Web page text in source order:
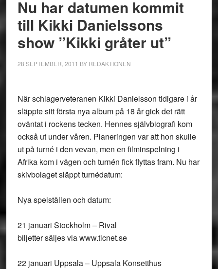
Nu har datumen kommit
till Kikki Danielssons
show ”Kikki gråter ut”
28 SEPTEMBER, 2011 BY REDAKTIONEN
När schlagerveteranen Kikki Danielsson tidigare i år
släppte sitt första nya album på 18 år gick det rätt
oväntat i rockens tecken. Hennes självbiografi kom
också ut under våren. Planeringen var att hon skulle
ut på turné i den vevan, men en filminspelning i
Afrika kom i vägen och turnén fick flyttas fram. Nu har
skivbolaget släppt turnédatum:
Nya spelställen och datum:
21 januari Stockholm – Rival
biljetter säljes via www.ticnet.se
22 januari Uppsala – Uppsala Konsetthus